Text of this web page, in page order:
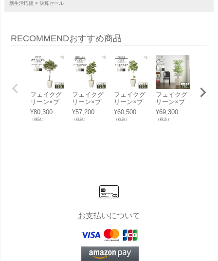
新生活応援 × 決算セール
RECOMMENDおすすめ商品
フェイクグ
リーン×プ
ランターセ
ット「スマ
イラックス
¥80,300
（税込）
フェイクグ
リーン×プ
ランターセ
ット「ウン
ベラータ×T
¥57,200
（税込）
フェイクグ
リーン×プ
ランターセ
ット「パキ
ラ×Tall Squ
¥60,500
（税込）
フェイクグ
リーン×プ
ランターセ
ット「ファ
ーン×Tall S
¥69,300
（税込）
フェ
お支払いについて